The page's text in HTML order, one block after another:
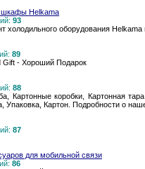
шкафы Helkama
93
холодильного оборудования
89
Gift - Хороший Подарок
88
Картонные коробки, Картонная
Упаковка, Картон. Подробности о
87
для мобильной связи
86